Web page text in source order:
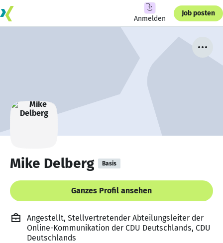
Anmelden
Job posten
Mike Delberg Basis
Ganzes Profil ansehen
Angestellt, Stellvertretender Abteilungsleiter der
Online-Kommunikation der CDU Deutschlands, CDU
Deutschlands